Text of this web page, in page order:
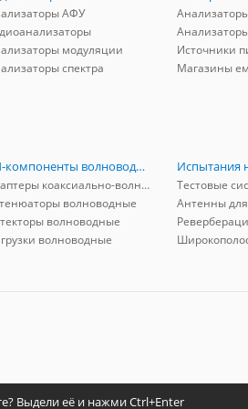
АФУ
модуляции
спектра
Источники
Магазины
РЧ-компоненты волноводные
Адаптеры коаксиально-волноводные
волноводные
волноводные
волноводные
Испытания
Выдели её и нажми Ctrl+Enter